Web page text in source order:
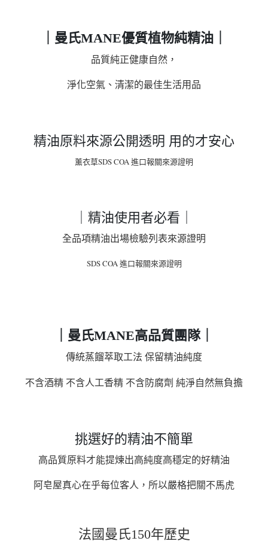
｜曼氏MANE優質植物純精油｜
品質純正健康自然，
淨化空氣、清潔的最佳生活用品
精油原料來源公開透明 用的才安心
薰衣草SDS COA 進口報關來源證明
｜精油使用者必看｜
全品項精油出場檢驗列表來源證明
SDS COA 進口報關來源證明
｜曼氏MANE高品質團隊｜
傳統蒸餾萃取工法 保留精油純度
不含酒精 不含人工香精 不含防腐劑 純淨自然無負擔
挑選好的精油不簡單
高品質原料才能提煉出高純度高穩定的好精油
阿皂屋真心在乎每位客人，所以嚴格把關不馬虎
法國曼氏150年歷史